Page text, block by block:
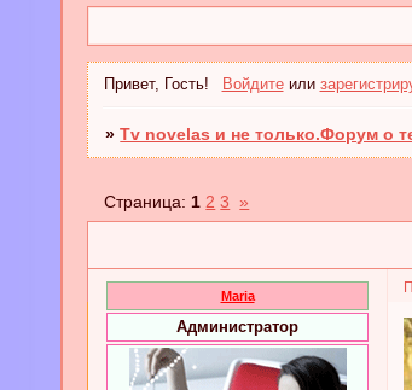
Привет, Гость! Войдитеили
»Tv novelas и не только.Форум о
Страница:1 2 3 »
Maria
Администратор